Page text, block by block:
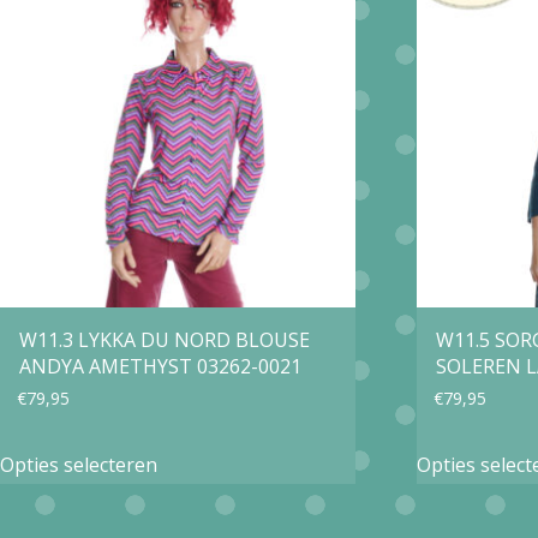
W11.3 LYKKA DU NORD BLOUSE
ANDYA AMETHYST 03262-0021
€79,95
Opties selecteren
W11.5
SOLEREN
€79,95
Opties